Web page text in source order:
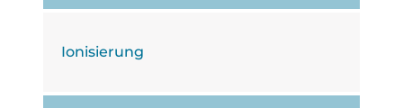
Ionisierung